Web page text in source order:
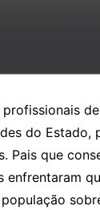
do
Pais que
enfrentaram